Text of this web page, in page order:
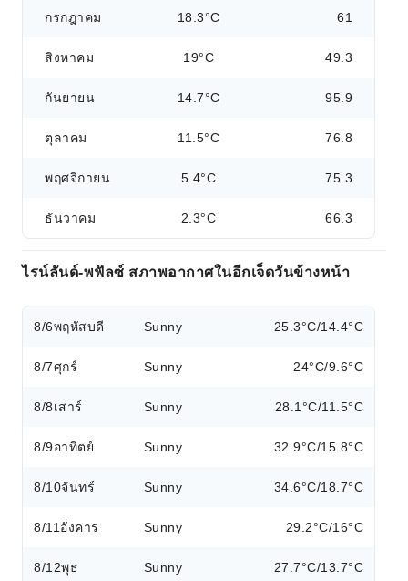
กรกฎาคม 18.3°C 61
สิงหาคม 19°C 49.3
กันยายน 14.7°C 95.9
ตุลาคม 11.5°C 76.8
พฤศจิกายน 5.4°C 75.3
ธันวาคม 2.3°C 66.3
ไรน์ลันด์-พฟัลซ์ สภาพอากาศในอีกเจ็ดวันข้างหน้า
8/6พฤหัสบดี Sunny 25.3°C/14.4°C
8/7ศุกร์ Sunny 24°C/9.6°C
8/8เสาร์ Sunny 28.1°C/11.5°C
8/9อาทิตย์ Sunny 32.9°C/15.8°C
8/10จันทร์ Sunny 34.6°C/18.7°C
8/11 อังคาร Sunny 29.2°C/16°C
8/12พุธ Sunny 27.7°C/13.7°C